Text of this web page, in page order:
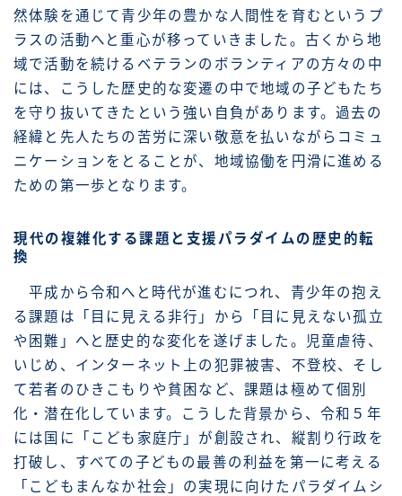
然体験を通じて青少年の豊かな人間性を育むというプ
ラスの活動へと重心が移っていきました。古くから地
域で活動を続けるベテランのボランティアの方々の中
には、こうした歴史的な変遷の中で地域の子どもたち
を守り抜いてきたという強い自負があります。過去の
経緯と先人たちの苦労に深い敬意を払いながらコミュ
ニケーションをとることが、地域協働を円滑に進める
ための第一歩となります。
現代の複雑化する課題と支援パラダイムの歴史的転
換
平成から令和へと時代が進むにつれ、青少年の抱え
る課題は「目に見える非行」から「目に見えない孤立
や困難」へと歴史的な変化を遂げました。児童虐待、
いじめ、インターネット上の犯罪被害、不登校、そし
て若者のひきこもりや貧困など、課題は極めて個別
化・潜在化しています。こうした背景から、令和５年
には国に「こども家庭庁」が創設され、縦割り行政を
打破し、すべての子どもの最善の利益を第一に考える
「こどもまんなか社会」の実現に向けたパラダイムシ